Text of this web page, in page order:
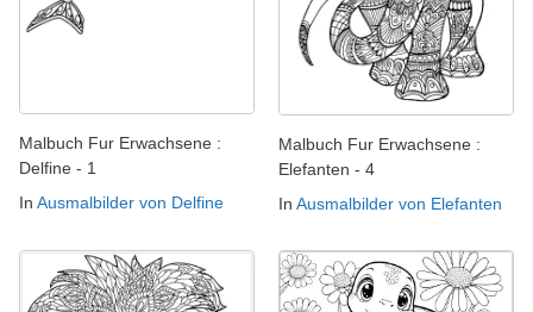
Malbuch Fur Erwachsene :
Delfine - 1
In Ausmalbilder von Delfine
Malbuch Fur Erwachsene :
Elefanten - 4
In Ausmalbilder von Elefanten